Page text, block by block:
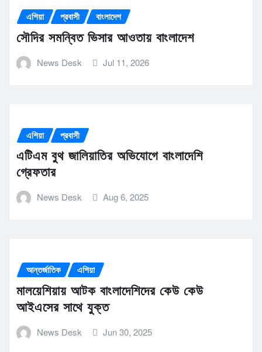
এশিয়া প্রবাসী বাংলাদেশ
সৌদির সমন্বিত ভিসার আওতায় বাংলাদেশ
News Desk Jul 11, 2026
এশিয়া প্রবাসী
এটিএম বুথ জালিয়াতির অভিযোগে বাংলাদেশি
গ্রেফতার
News Desk Aug 6, 2025
আন্তর্জাতিক এশিয়া
মালয়েশিয়ায় আটক বাংলাদেশিদের কেউ কেউ
আইএসের সাথে যুক্ত
News Desk Jun 30, 2025